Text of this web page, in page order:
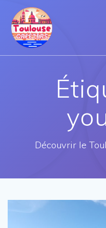
Découvrir le